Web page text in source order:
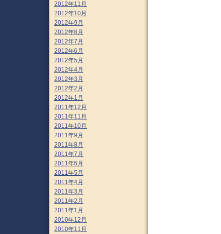
2012年11月
2012年10月
2012年9月
2012年8月
2012年7月
2012年6月
2012年5月
2012年4月
2012年3月
2012年2月
2012年1月
2011年12月
2011年11月
2011年10月
2011年9月
2011年8月
2011年7月
2011年6月
2011年5月
2011年4月
2011年3月
2011年2月
2011年1月
2010年12月
2010年11月